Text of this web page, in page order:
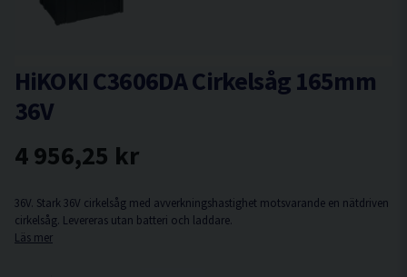
HiKOKI C3606DA Cirkelsåg 165mm
36V
4 956,25 kr
36V. Stark 36V cirkelsåg med avverkningshastighet motsvarande en nätdriven
cirkelsåg. Levereras utan batteri och laddare.
Läs mer